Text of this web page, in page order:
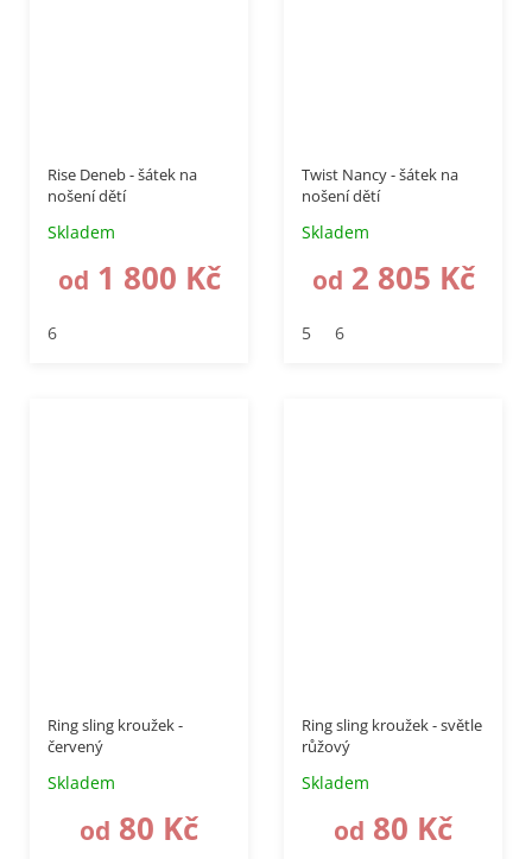
Rise Deneb - šátek na
nošení dětí
Skladem
od 1 800 Kč
6
Twist Nancy - šátek na
nošení dětí
Skladem
od 2 805 Kč
5 6
Ring sling kroužek -
červený
Skladem
od 80 Kč
Ring sling kroužek - světle
růžový
Skladem
od 80 Kč